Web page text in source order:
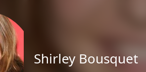
Shirley Bousquet